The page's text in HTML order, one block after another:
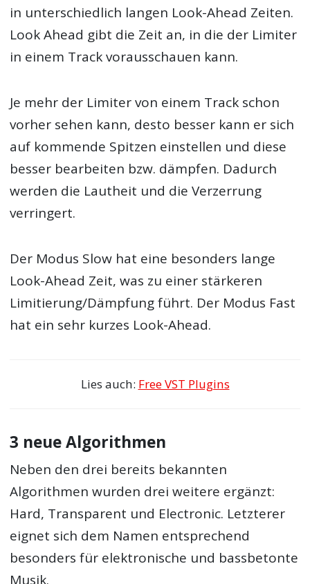
in unterschiedlich langen Look-Ahead Zeiten.
Look Ahead gibt die Zeit an, in die der Limiter
in einem Track vorausschauen kann.
Je mehr der Limiter von einem Track schon
vorher sehen kann, desto besser kann er sich
auf kommende Spitzen einstellen und diese
besser bearbeiten bzw. dämpfen. Dadurch
werden die Lautheit und die Verzerrung
verringert.
Der Modus Slow hat eine besonders lange
Look-Ahead Zeit, was zu einer stärkeren
Limitierung/Dämpfung führt. Der Modus Fast
hat ein sehr kurzes Look-Ahead.
Lies auch: Free VST Plugins
3 neue Algorithmen
Neben den drei bereits bekannten
Algorithmen wurden drei weitere ergänzt:
Hard, Transparent und Electronic. Letzterer
eignet sich dem Namen entsprechend
besonders für elektronische und bassbetonte
Musik.